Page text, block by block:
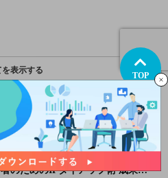
を表示する
催レポート！『広告・マーケテ
のためのIPタイアップ術 成果を
TOP